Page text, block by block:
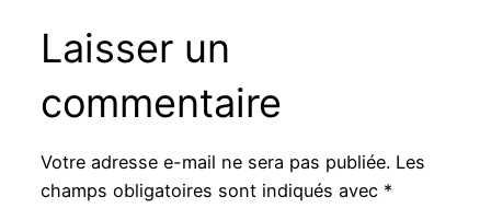
Laisser un
commentaire
Votre adresse e-mail ne sera pas publiée. Les
champs obligatoires sont indiqués avec *